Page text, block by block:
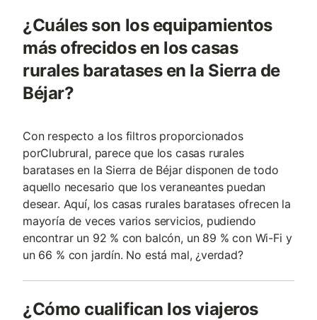
¿Cuáles son los equipamientos
más ofrecidos en los casas
rurales baratases en la Sierra de
Béjar?
Con respecto a los filtros proporcionados
porClubrural, parece que los casas rurales
baratases en la Sierra de Béjar disponen de todo
aquello necesario que los veraneantes puedan
desear. Aquí, los casas rurales baratases ofrecen la
mayoría de veces varios servicios, pudiendo
encontrar un 92 % con balcón, un 89 % con Wi-Fi y
un 66 % con jardín. No está mal, ¿verdad?
¿Cómo cualifican los viajeros